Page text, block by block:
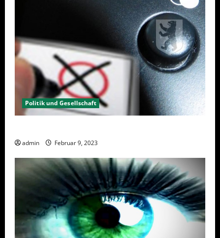
Politik und Gesellschaft
admin Februar 9, 2023